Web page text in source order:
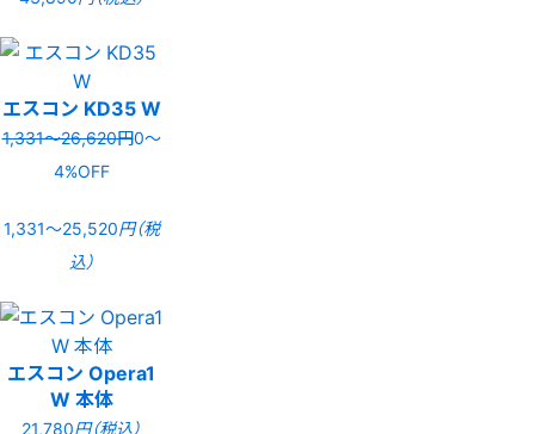
エスコン KD35 W
1,331〜26,620円0〜
4%OFF
1,331〜25,520円（税
込）
エスコン Opera1
W 本体
21,780円（税込）